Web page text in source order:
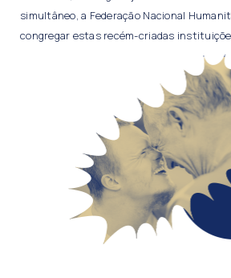
simultâneo, a Federação Nacional
congregar estas recém-criadas